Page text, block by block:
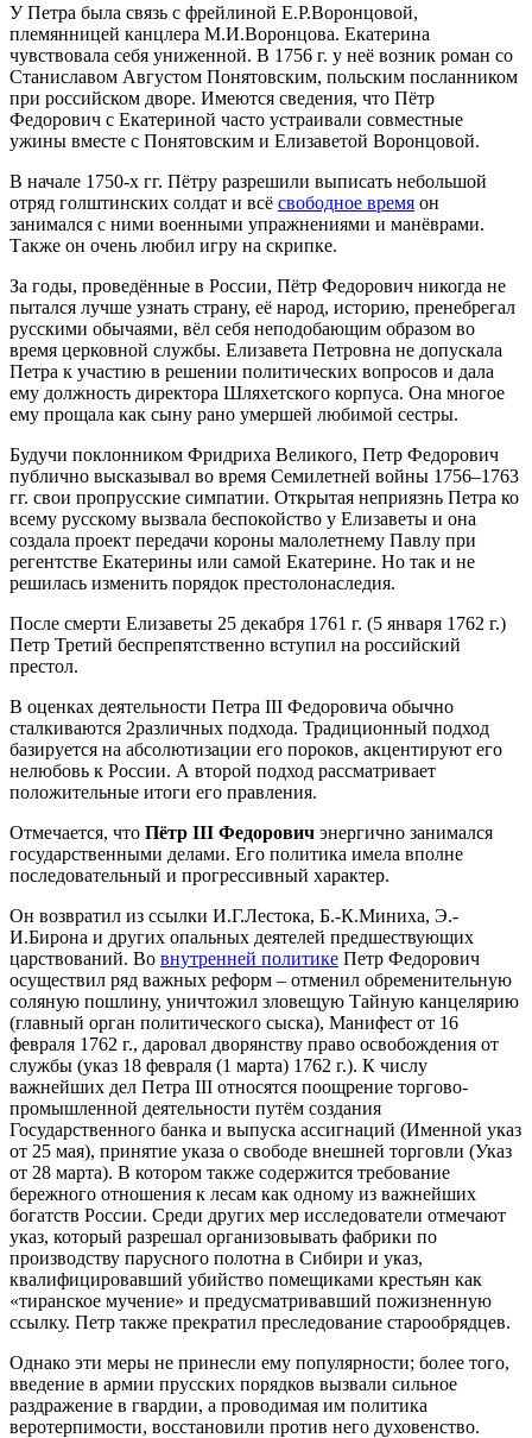
У Петра была связь с фрейлиной Е.Р.Воронцовой,
племянницей канцлера М.И.Воронцова. Екатерина
чувствовала себя униженной. В 1756 г. у неё возник роман со
Станиславом Августом Понятовским, польским посланником
при российском дворе. Имеются сведения, что Пётр
Федорович с Екатериной часто устраивали совместные
ужины вместе с Понятовским и Елизаветой Воронцовой.
В начале 1750-х гг. Пётру разрешили выписать небольшой
отряд голштинских солдат и всё свободное время он
занимался с ними военными упражнениями и манёврами.
Также он очень любил игру на скрипке.
За годы, проведённые в России, Пётр Федорович никогда не
пытался лучше узнать страну, её народ, историю, пренебрегал
русскими обычаями, вёл себя неподобающим образом во
время церковной службы. Елизавета Петровна не допускала
Петра к участию в решении политических вопросов и дала
ему должность директора Шляхетского корпуса. Она многое
ему прощала как сыну рано умершей любимой сестры.
Будучи поклонником Фридриха Великого, Петр Федорович
публично высказывал во время Семилетней войны 1756–1763
гг. свои пропрусские симпатии. Открытая неприязнь Петра ко
всему русскому вызвала беспокойство у Елизаветы и она
создала проект передачи короны малолетнему Павлу при
регентстве Екатерины или самой Екатерине. Но так и не
решилась изменить порядок престолонаследия.
После смерти Елизаветы 25 декабря 1761 г. (5 января 1762 г.)
Петр Третий беспрепятственно вступил на российский
престол.
В оценках деятельности Петра III Федоровича обычно
сталкиваются 2различных подхода. Традиционный подход
базируется на абсолютизации его пороков, акцентируют его
нелюбовь к России. А второй подход рассматривает
положительные итоги его правления.
Отмечается, что Пётр III Федорович энергично занимался
государственными делами. Его политика имела вполне
последовательный и прогрессивный характер.
Он возвратил из ссылки И.Г.Лестока, Б.-К.Миниха, Э.-
И.Бирона и других опальных деятелей предшествующих
царствований. Во внутренней политике Петр Федорович
осуществил ряд важных реформ – отменил обременительную
соляную пошлину, уничтожил зловещую Тайную канцелярию
(главный орган политического сыска), Манифест от 16
февраля 1762 г., даровал дворянству право освобождения от
службы (указ 18 февраля (1 марта) 1762 г.). К числу
важнейших дел Петра III относятся поощрение торгово-
промышленной деятельности путём создания
Государственного банка и выпуска ассигнаций (Именной указ
от 25 мая), принятие указа о свободе внешней торговли (Указ
от 28 марта). В котором также содержится требование
бережного отношения к лесам как одному из важнейших
богатств России. Среди других мер исследователи отмечают
указ, который разрешал организовывать фабрики по
производству парусного полотна в Сибири и указ,
квалифицировавший убийство помещиками крестьян как
«тиранское мучение» и предусматривавший пожизненную
ссылку. Петр также прекратил преследование старообрядцев.
Однако эти меры не принесли ему популярности; более того,
введение в армии прусских порядков вызвали сильное
раздражение в гвардии, а проводимая им политика
веротерпимости, восстановили против него духовенство.